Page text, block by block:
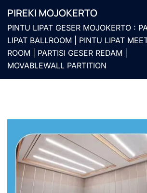
kePIREKI MOJOKERTO
PINTU LIPAT GESER MOJOKERTO :
LIPAT BALLROOM | PINTU LIPAT
ROOM | PARTISI GESER REDAM |
MOVABLEWALL PARTITION